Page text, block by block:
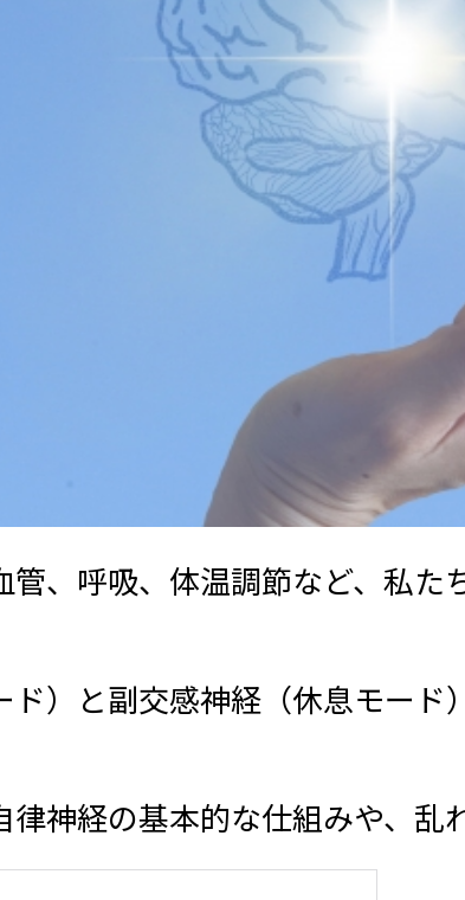
管、呼吸、体温調節など、私
ド）と副交感神経（休息モー
神経の基本的な仕組みや、乱